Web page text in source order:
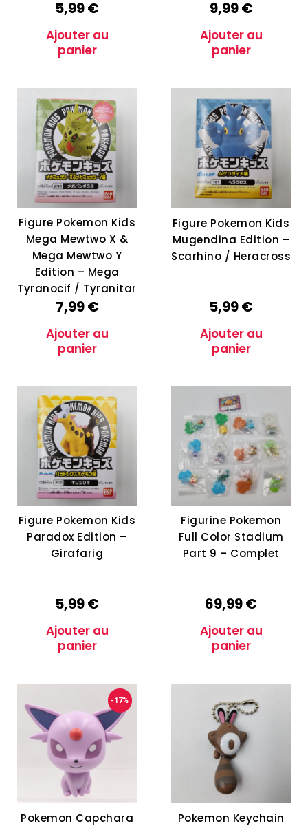
5,99€
Ajouter au
panier
9,99€
Ajouter au
panier
Figure Pokemon Kids
Mega Mewtwo X &
Mega Mewtwo Y
Edition – Mega
Tyranocif / Tyranitar
7,99€
Ajouter au
panier
Figure Pokemon Kids
Mugendina Edition –
Scarhino / Heracross
5,99€
Ajouter au
panier
Figure Pokemon Kids
Paradox Edition –
Girafarig
5,99€
Ajouter au
panier
Figurine Pokemon
Full Color Stadium
Part 9 – Complet
69,99€
Ajouter au
panier
-17%
Pokemon Capchara
Pokemon Keychain